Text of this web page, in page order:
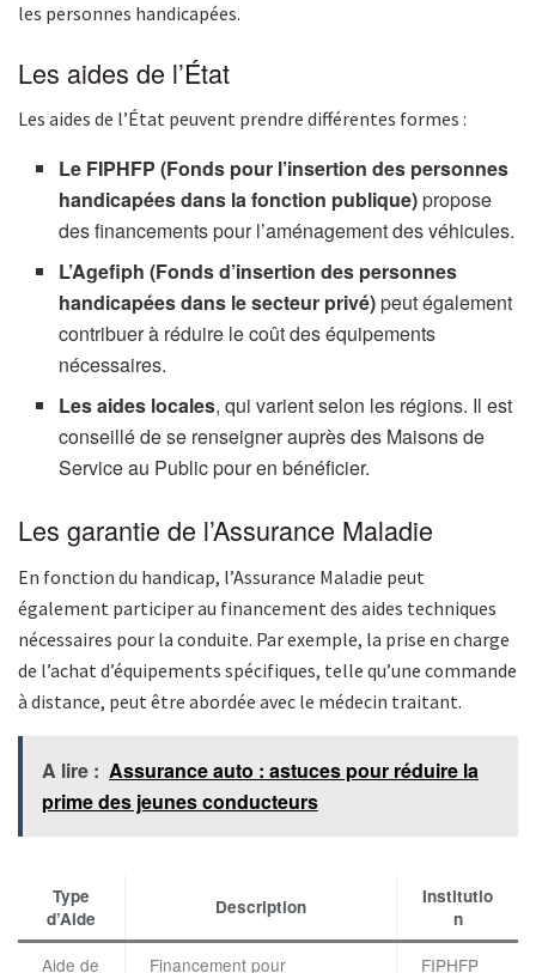
les personnes handicapées.
Les aides de l’État
Les aides de l’État peuvent prendre différentes formes :
Le FIPHFP (Fonds pour l’insertion des personnes
handicapées dans la fonction publique)propose
des financements pour l’aménagement des véhicules.
L’Agefiph (Fonds d’insertion des personnes
handicapées dans le secteur privé)peut également
contribuer à réduire le coût des équipements
nécessaires.
Les aides locales, qui varient selon les régions. Il est
conseillé de se renseigner auprès des Maisons de
Service au Public pour en bénéficier.
Les garantie de l’Assurance Maladie
En fonction du handicap, l’Assurance Maladie peut
également participer au financement des aides techniques
nécessaires pour la conduite. Par exemple, la prise en charge
de l’achat d’équipements spécifiques, telle qu’une commande
à distance, peut être abordée avec le médecin traitant.
A lire : Assurance auto : astuces pour réduire la
prime des jeunes conducteurs
Type
d’Aide
Description
Institutio
n
Aide de Financement pour FIPHFP